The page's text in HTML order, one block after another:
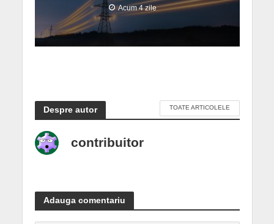
Acum 4 zile
Despre autor TOATE ARTICOLELE
contribuitor
Adauga comentariu